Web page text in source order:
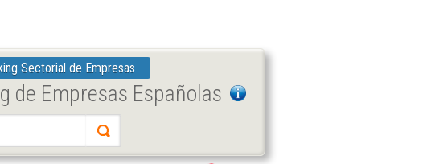
Sectorial de Empresas
de Empresas Españolas